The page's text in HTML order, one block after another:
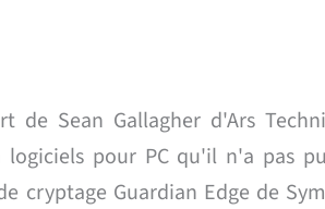
de Sean Gallagher d'Ars
logiciels pour PC qu'il n'a pas
cryptage Guardian Edge de